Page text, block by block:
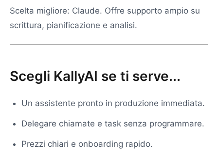
Scelta migliore: Claude. Offre supporto ampio su
scrittura, pianificazione e analisi.
Scegli KallyAI se ti serve...
Un assistente pronto in produzione immediata.
Delegare chiamate e task senza programmare.
Prezzi chiari e onboarding rapido.